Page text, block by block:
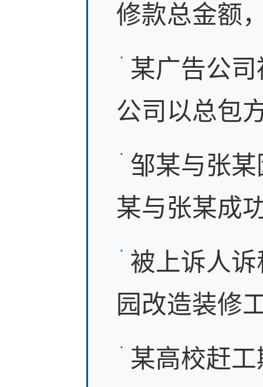
修款总金额
某广告公
公司以总包
邹某与张
某与张某成
被上诉人
园改造装修
某高校赶